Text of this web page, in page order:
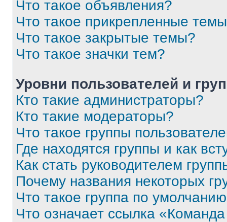
Что такое объявления?
Что такое прикрепленные
Что такое закрытые темы?
Что такое значки тем?
Уровни пользователей и
Кто такие администраторы?
Кто такие модераторы?
Что такое группы
Где находятся группы и как
Как стать руководителем
Почему названия некоторых
Что такое группа по
Что означает ссылка